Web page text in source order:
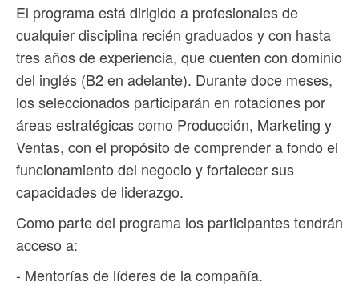
El programa está dirigido a profesionales de
cualquier disciplina recién graduados y con hasta
tres años de experiencia, que cuenten con dominio
del inglés (B2 en adelante). Durante doce meses,
los seleccionados participarán en rotaciones por
áreas estratégicas como Producción, Marketing y
Ventas, con el propósito de comprender a fondo el
funcionamiento del negocio y fortalecer sus
capacidades de liderazgo.
Como parte del programa los participantes tendrán
acceso a:
- Mentorías de líderes de la compañía.